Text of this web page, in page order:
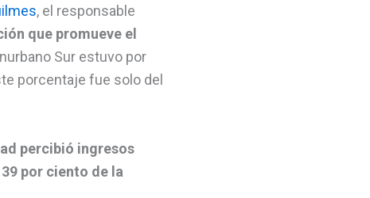
, el responsable
que promueve el
Sur estuvo por
porcentaje fue solo del
percibió ingresos
por ciento de la